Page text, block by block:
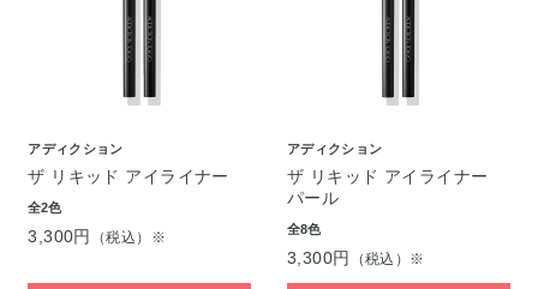
アディクション
ザ リキッド アイライナー
全2色
3,300円 （税込）※
アディクション
ザ リキッド アイライナー
パール
全8色
3,300円 （税込）※